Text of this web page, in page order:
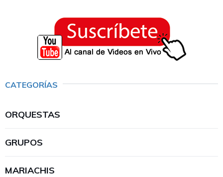
CATEGORÍAS
ORQUESTAS
GRUPOS
MARIACHIS